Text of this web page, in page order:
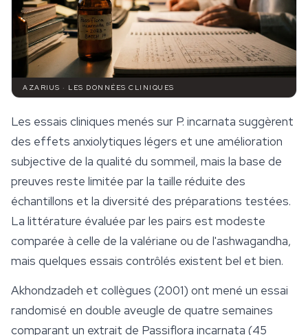
AZARIUS · LES DONNÉES CLINIQUES
Les essais cliniques menés sur P. incarnata suggèrent
des effets anxiolytiques légers et une amélioration
subjective de la qualité du sommeil, mais la base de
preuves reste limitée par la taille réduite des
échantillons et la diversité des préparations testées.
La littérature évaluée par les pairs est modeste
comparée à celle de la valériane ou de l'ashwagandha,
mais quelques essais contrôlés existent bel et bien.
Akhondzadeh et collègues (2001) ont mené un essai
randomisé en double aveugle de quatre semaines
comparant un extrait de Passiflora incarnata (45